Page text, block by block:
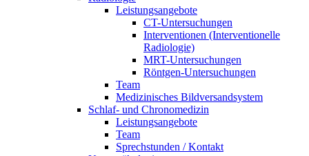
Leistungsangebote
CT-Untersuchungen
Interventionen (Interventionelle
Radiologie)
MRT-Untersuchungen
Röntgen-Untersuchungen
Team
Medizinisches Bildversandsystem
Schlaf- und Chronomedizin
Leistungsangebote
Team
Sprechstunden / Kontakt